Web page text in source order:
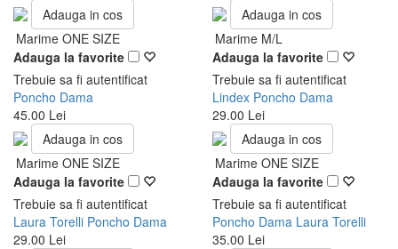
Adauga in cos
Marime ONE SIZE
Adauga la favorite
Trebuie sa fi autentificat
Poncho Dama
45.00 Lei
Adauga in cos
Marime M/L
Adauga la favorite
Trebuie sa fi autentificat
Lindex Poncho Dama
29.00 Lei
Adauga in cos
Marime ONE SIZE
Adauga la favorite
Trebuie sa fi autentificat
Laura Torelli Poncho Dama
29.00 Lei
Adauga in cos
Marime ONE SIZE
Adauga la favorite
Trebuie sa fi autentificat
Poncho Dama Laura Torelli
35.00 Lei